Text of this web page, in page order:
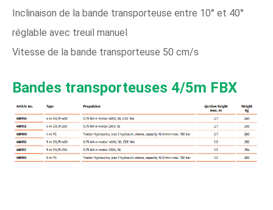
Inclinaison de la bande transporteuse entre 10° et 40°
réglable avec treuil manuel
Vitesse de la bande transporteuse 50 cm/s
Bandes transporteuses 4/5m FBX